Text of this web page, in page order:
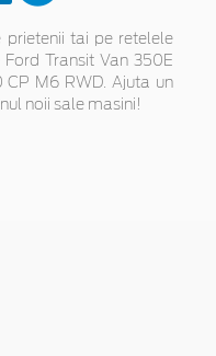
prietenii tai pe retelele
Transit Van 350E
CP M6 RWD. Ajuta un
noii sale masini!